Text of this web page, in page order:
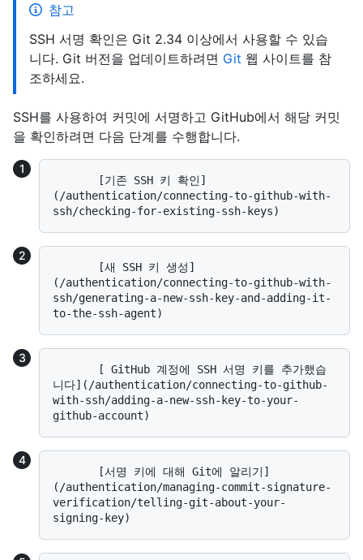
참고
SSH 서명 확인은 Git 2.34 이상에서 사용할 수 있습
니다. Git 버전을 업데이트하려면 Git 웹 사이트를 참
조하세요.
SSH를 사용하여 커밋에 서명하고 GitHub에서 해당 커밋
을 확인하려면 다음 단계를 수행합니다.
(/authentication/connecting-to-github-with-
(/authentication/connecting-to-github-with-
ssh/generating-a-new-ssh-key-and-adding-it-
니다](/authentication/connecting-to-github-
with-ssh/adding-a-new-ssh-key-to-your-
(/authentication/managing-commit-signature-
verification/telling-git-about-your-